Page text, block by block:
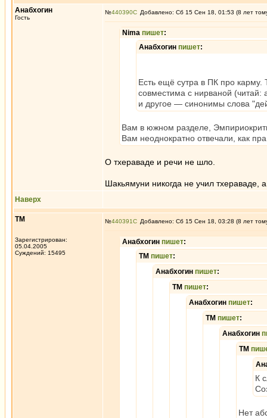
Анабхогин
Гость
№440390 Добавлено: Сб 15 Сен 18, 01:53 (8 лет
Nima пишет:
Анабхогин пишет:
Есть ещё сутра в ПК про карму.
совместима с нирваной (читай:
и другое — синонимы слова
Вам в южном разделе,
Вам неоднократно отвечали, как
О тхераваде и речи не шло.
Шакьямуни никогда не учил тхераваде,
Наверх
ТМ
Зарегистрирован:
05.04.2005
Суждений: 15495
№440391 Добавлено: Сб 15 Сен 18, 03:28 (8 лет
Анабхогин пишет:
ТМ пишет:
Анабхогин пишет:
ТМ пишет:
Анабхогин пишет:
ТМ пишет:
Анабхогин
ТМ
К
Нет